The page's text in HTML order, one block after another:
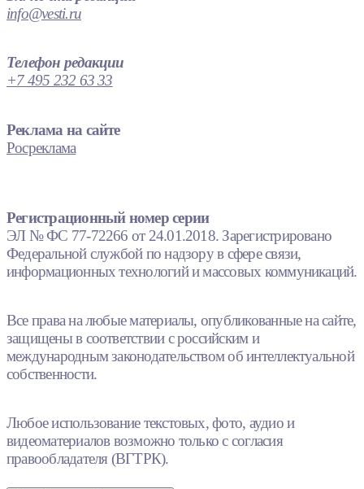
info@vesti.ru
Телефон редакции
+7 495 232 63 33
Реклама на сайте
Росреклама
Регистрационный номер серии
ЭЛ № ФС 77-72266 от 24.01.2018. Зарегистрировано
Федеральной службой по надзору в сфере связи,
информационных технологий и массовых коммуникаций.
Все права на любые материалы, опубликованные на сайте,
защищены в соответствии с российским и
международным законодательством об интеллектуальной
собственности.
Любое использование текстовых, фото, аудио и
видеоматериалов возможно только с согласия
правообладателя (ВГТРК).